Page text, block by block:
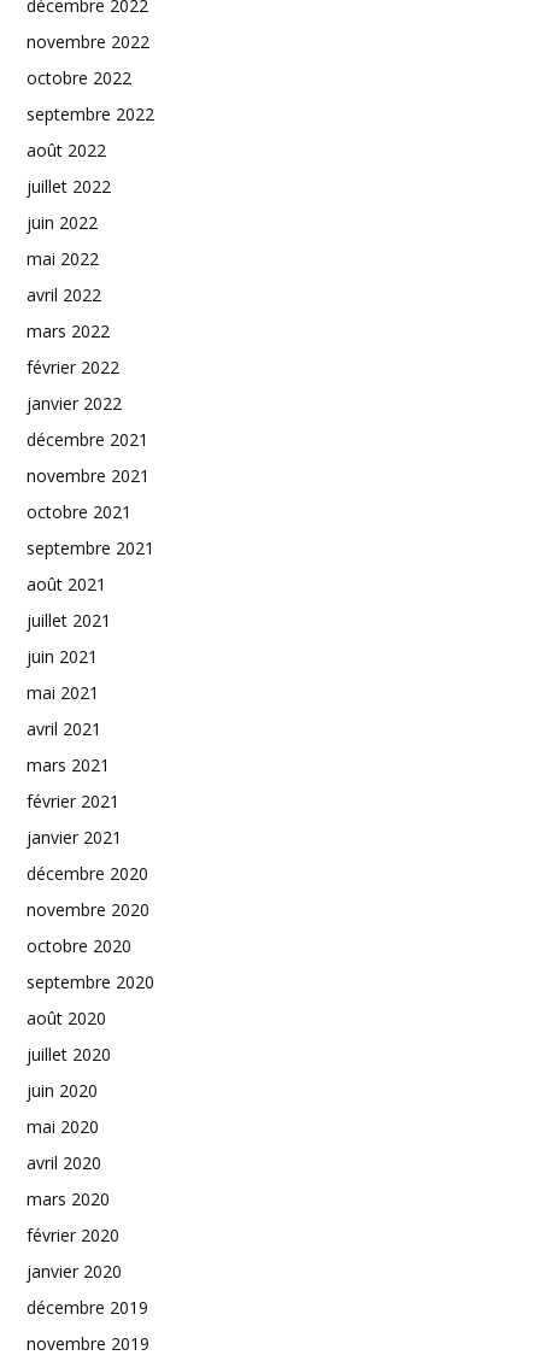
décembre 2022
novembre 2022
octobre 2022
septembre 2022
août 2022
juillet 2022
juin 2022
mai 2022
avril 2022
mars 2022
février 2022
janvier 2022
décembre 2021
novembre 2021
octobre 2021
septembre 2021
août 2021
juillet 2021
juin 2021
mai 2021
avril 2021
mars 2021
février 2021
janvier 2021
décembre 2020
novembre 2020
octobre 2020
septembre 2020
août 2020
juillet 2020
juin 2020
mai 2020
avril 2020
mars 2020
février 2020
janvier 2020
décembre 2019
novembre 2019